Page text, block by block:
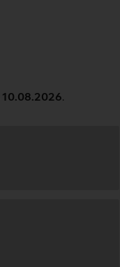
10.08.2026